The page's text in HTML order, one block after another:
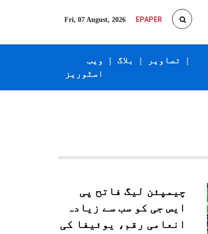
Fri, 07 August, 2026 EPAPER
ویب
اسٹوریز
| بلاگ | تصاویر |
چیمپئن لیگ فاتح پی
ایس جی کو سب سے زیادہ
انعامی رقم، یوئیفا کی